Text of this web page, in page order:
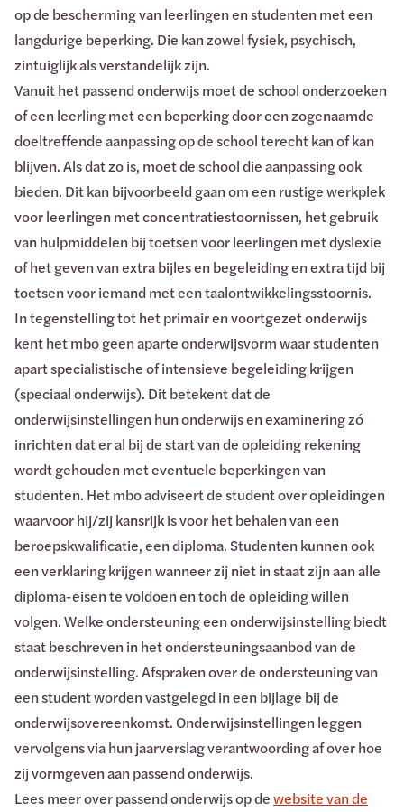
op de bescherming van leerlingen en studenten met een
langdurige beperking. Die kan zowel fysiek, psychisch,
zintuiglijk als verstandelijk zijn.
Vanuit het passend onderwijs moet de school onderzoeken
of een leerling met een beperking door een zogenaamde
doeltreffende aanpassing op de school terecht kan of kan
blijven. Als dat zo is, moet de school die aanpassing ook
bieden. Dit kan bijvoorbeeld gaan om een rustige werkplek
voor leerlingen met concentratiestoornissen, het gebruik
van hulpmiddelen bij toetsen voor leerlingen met dyslexie
of het geven van extra bijles en begeleiding en extra tijd bij
toetsen voor iemand met een taalontwikkelingsstoornis.
In tegenstelling tot het primair en voortgezet onderwijs
kent het mbo geen aparte onderwijsvorm waar studenten
apart specialistische of intensieve begeleiding krijgen
(speciaal onderwijs). Dit betekent dat de
onderwijsinstellingen hun onderwijs en examinering zó
inrichten dat er al bij de start van de opleiding rekening
wordt gehouden met eventuele beperkingen van
studenten. Het mbo adviseert de student over opleidingen
waarvoor hij/zij kansrijk is voor het behalen van een
beroepskwalificatie, een diploma. Studenten kunnen ook
een verklaring krijgen wanneer zij niet in staat zijn aan alle
diploma-eisen te voldoen en toch de opleiding willen
volgen. Welke ondersteuning een onderwijsinstelling biedt
staat beschreven in het ondersteuningsaanbod van de
onderwijsinstelling. Afspraken over de ondersteuning van
een student worden vastgelegd in een bijlage bij de
onderwijsovereenkomst. Onderwijsinstellingen leggen
vervolgens via hun jaarverslag verantwoording af over hoe
zij vormgeven aan passend onderwijs.
Lees meer over passend onderwijs op dewebsite van de